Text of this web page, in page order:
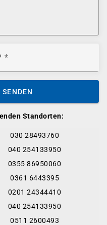
Standorten:
030 28493760
040 254133950
0355 86950060
0361 6443395
0201 24344410
040 254133950
0511 2600493